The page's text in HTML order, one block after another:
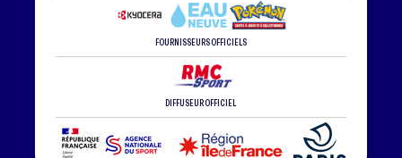
FOURNISSEURS OFFICIELS
DIFFUSEUR OFFICIEL